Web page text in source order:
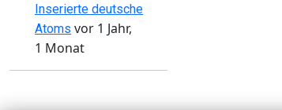
Inserierte deutsche
Atoms vor 1 Jahr,
1 Monat